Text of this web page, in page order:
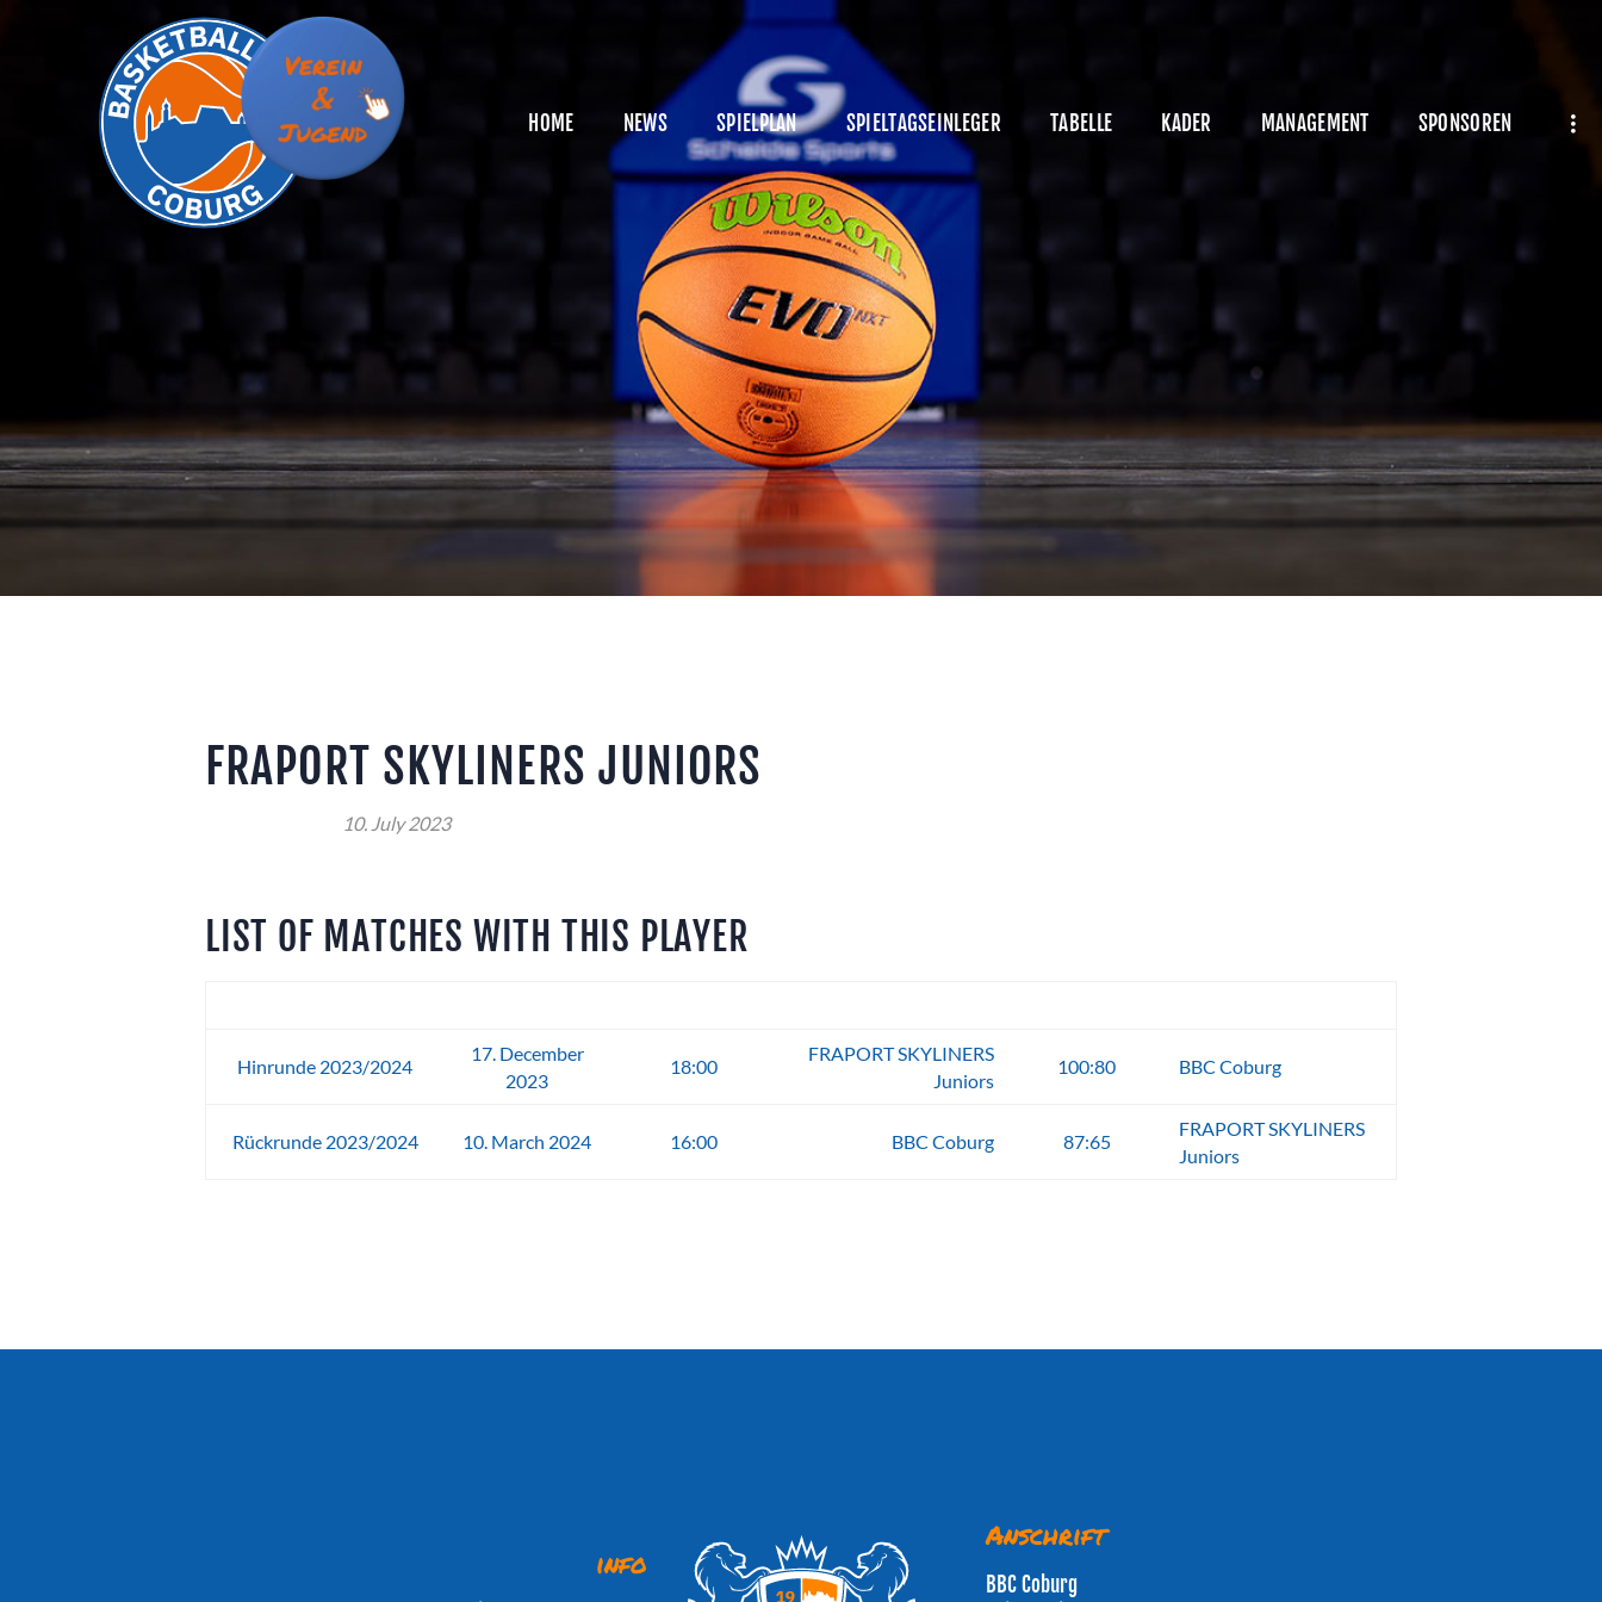
HOME NEWS SPIELPLAN SPIELTAGSEINLEGER TABELLE KADER MANAGEMENT SPONSOREN
SPIELPLAN
SPIELTAGSEINLEGER
KADER
MANAGEMENT
SPONSOREN
TICKETS
FRAPORT SKYLINERS JUNIORS
10. July 2023
LIST OF MATCHES WITH THIS PLAYER
Hinrunde 2023/2024
17. December
2023
18:00
FRAPORT SKYLINERS
Juniors
100:80 BBC Coburg
Rückrunde 2023/2024 10. March 2024 16:00 BBC Coburg 87:65
FRAPORT SKYLINERS
Juniors
info
Anschrift
BBC Coburg